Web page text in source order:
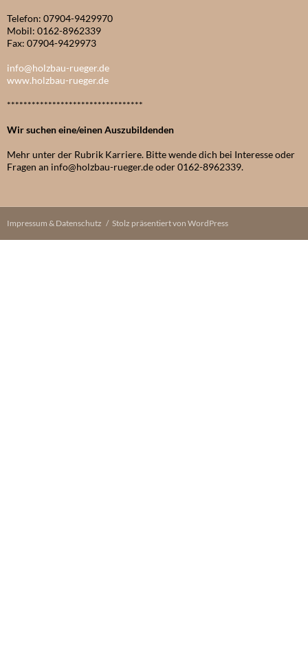
Telefon: 07904-9429970
Mobil: 0162-8962339
Fax: 07904-9429973
info@holzbau-rueger.de
www.holzbau-rueger.de
*********************************
Wir suchen eine/einen Auszubildenden
Mehr unter der Rubrik Karriere. Bitte wende dich bei Interesse oder
Fragen an info@holzbau-rueger.de oder 0162-8962339.
Impressum & Datenschutz Stolz präsentiert von WordPress